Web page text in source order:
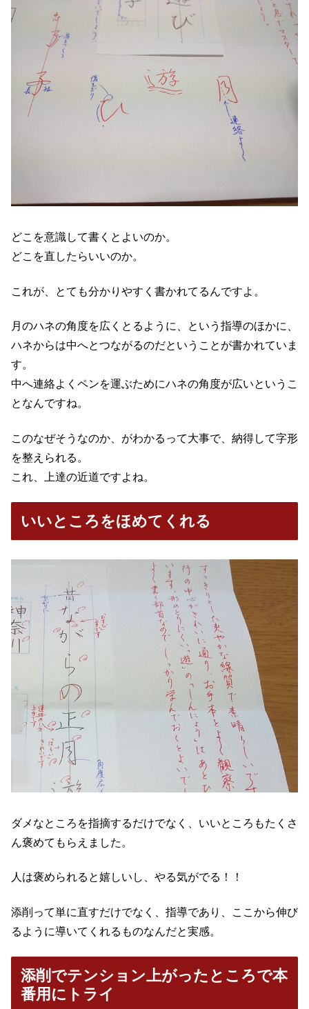
どこを意識して書くとよいのか。
どこを直したらいいのか。
これが、とても分かりやすく書かれてるんですよ。
月のハネの角度を広くとるように、という指導のほかに、
ハネからは中へとつながるのだということが書かれていま
す。
中へ連絡よくペンを運ぶためにハネの角度が広いというこ
となんですね。
このなぜそうなのか、がわかるって大事で、納得して字形
を整えられる。
これ、上達の近道ですよね。
いいところをほめてくれる
ダメなところを指摘するだけでなく、いいところもたくさ
ん褒めてもらえました。
人は褒められると嬉しいし、やる気がでる！！
添削って単に直すだけでなく、指導であり、ここから伸び
るように導いてくれるものなんだと実感。
添削でテンション上がったところで本
番用にトライ